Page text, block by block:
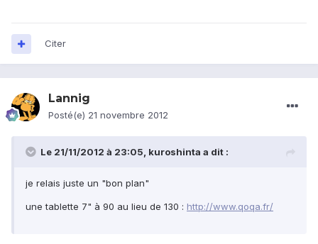
Citer
Lannig
Posté(e) 21 novembre 2012
Le 21/11/2012 à 23:05, kuroshinta a dit :
je relais juste un "bon plan"
une tablette 7" à 90 au lieu de 130 : http://www.qoqa.fr/